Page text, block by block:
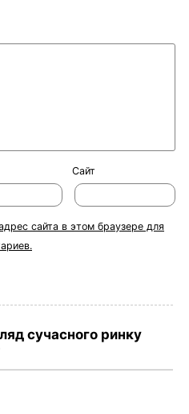
Сайт
сайта в этом браузере для
сучасного ринку